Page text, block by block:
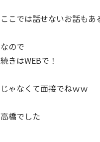
ここでは話せないお話も
なので
続きはWEBで！
じゃなくて面接でねｗｗ
高橋でした